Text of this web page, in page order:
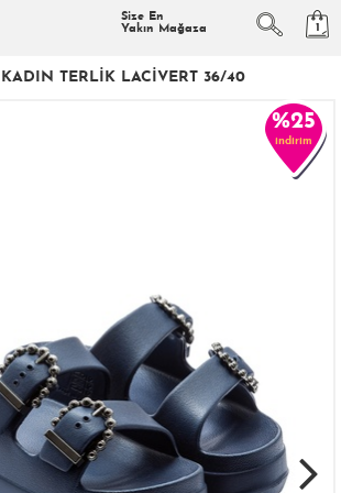
Size En
Yakın Mağaza
1
TERLIK LACIVERT 36/40
%25
indirim